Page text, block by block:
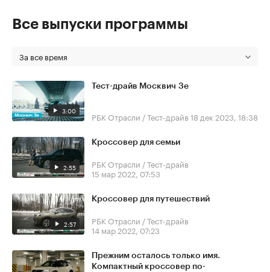
Все выпуски программы
За все время
3:00
Тест-драйв Москвич 3е
РБК Отрасли / Тест-драйв 18 дек 2023, 18:38
2:55
Кроссовер для семьи
РБК Отрасли / Тест-драйв
15 мар 2022, 07:53
2:57
Кроссовер для путешествий
РБК Отрасли / Тест-драйв
14 мар 2022, 07:23
Прежним осталось только имя.
Компактный кроссовер по-